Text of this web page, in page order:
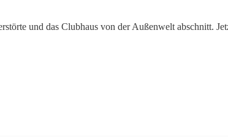
und das Clubhaus von der Außenwelt abschnitt.